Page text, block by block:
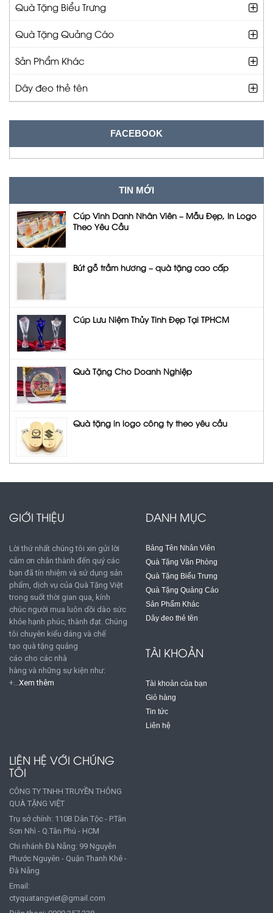
Quà Tặng Biểu Trưng
Quà Tặng Quảng Cáo
Sản Phẩm Khác
Dây đeo thẻ tên
FACEBOOK
TIN MỚI
Cúp Vinh Danh Nhân Viên – Mẫu Đẹp, In Logo
Theo Yêu Cầu
Bút gỗ trầm hương – quà tặng cao cấp
Cúp Lưu Niệm Thủy Tinh Đẹp Tại TPHCM
Quà Tặng Cho Doanh Nghiệp
Quà tặng in logo công ty theo yêu cầu
GIỚI THIỆU
Lời thứ nhất chúng tôi xin gửi lời
cảm ơn chân thành đến quý các
bạn đã tín nhiệm và sử dụng sản
phẩm, dịch vụ của Quà Tặng Việt
trong suốt thời gian qua, kính
chúc người mua luôn dồi dào sức
khỏe hạnh phúc, thành đạt. Chúng
tôi chuyên kiểu dáng và chế
tạo quà tặng quảng
cáo cho các nhà
hàng và những sự kiện như:
+...Xem thêm
DANH MỤC
Bảng Tên Nhân Viên
Quà Tặng Văn Phòng
Quà Tặng Biểu Trưng
Quà Tặng Quảng Cáo
Sản Phẩm Khác
Dây đeo thẻ tên
TÀI KHOẢN
Tài khoản của bạn
Giỏ hàng
Tin tức
Liên hệ
LIÊN HỆ VỚI CHÚNG
TÔI
CÔNG TY TNHH TRUYỀN THÔNG
QUÀ TẶNG VIỆT
Trụ sở chính: 110B Dân Tộc - P.Tân
Sơn Nhì - Q.Tân Phú - HCM
Chi nhánh Đà Nẵng: 99 Nguyễn
Phước Nguyên - Quận Thanh Khê -
Đà Nẵng
Email:
ctyquatangviet@gmail.com